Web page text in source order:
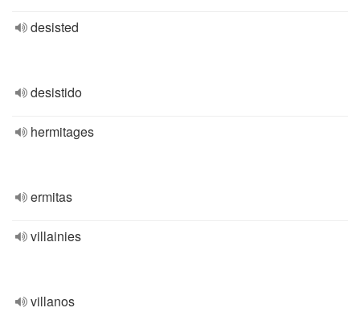
desisted
desistido
hermitages
ermitas
villainies
villanos